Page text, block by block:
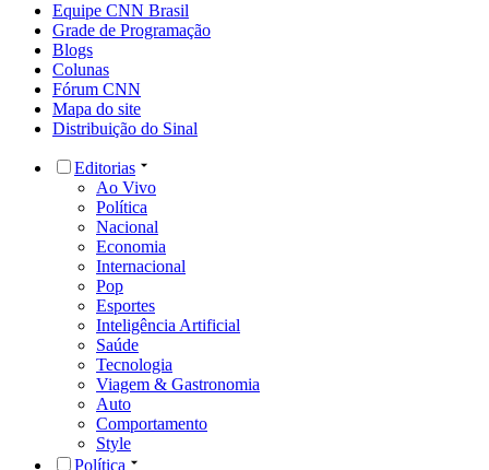
Equipe CNN Brasil
Grade de Programação
Blogs
Colunas
Fórum CNN
Mapa do site
Distribuição do Sinal
Editorias
Ao Vivo
Política
Nacional
Economia
Internacional
Pop
Esportes
Inteligência Artificial
Saúde
Tecnologia
Viagem & Gastronomia
Auto
Comportamento
Style
Política